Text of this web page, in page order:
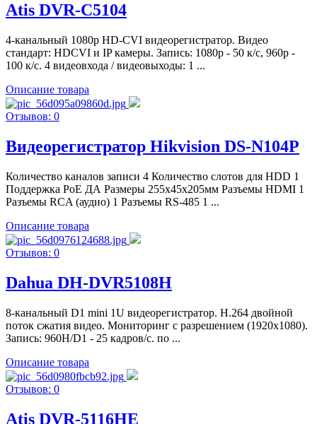
Atis DVR-C5104
4-канальный 1080р HD-CVI видеорегистратор. Видео
стандарт: HDCVI и IP камеры. Запись: 1080p - 50 к/с, 960p -
100 к/с. 4 видеовхода / видеовыходы: 1 ...
Описание товара
Отзывов: 0
Видеорегистратор Hikvision DS-N104P
Количество каналов записи 4 Количество слотов для HDD 1
Поддержка PoE ДА Размеры 255x45x205мм Разъемы HDMI 1
Разъемы RCA (аудио) 1 Разъемы RS-485 1 ...
Описание товара
Отзывов: 0
Dahua DH-DVR5108H
8-канальный D1 mini 1U видеорегистратор. H.264 двойной
поток сжатия видео. Мониторинг с разрешением (1920х1080).
Запись: 960H/D1 - 25 кадров/с. по ...
Описание товара
Отзывов: 0
Atis DVR-5116HE